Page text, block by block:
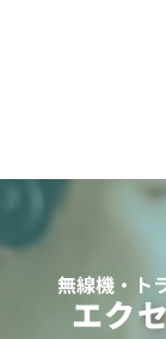
無線機・ト
エク